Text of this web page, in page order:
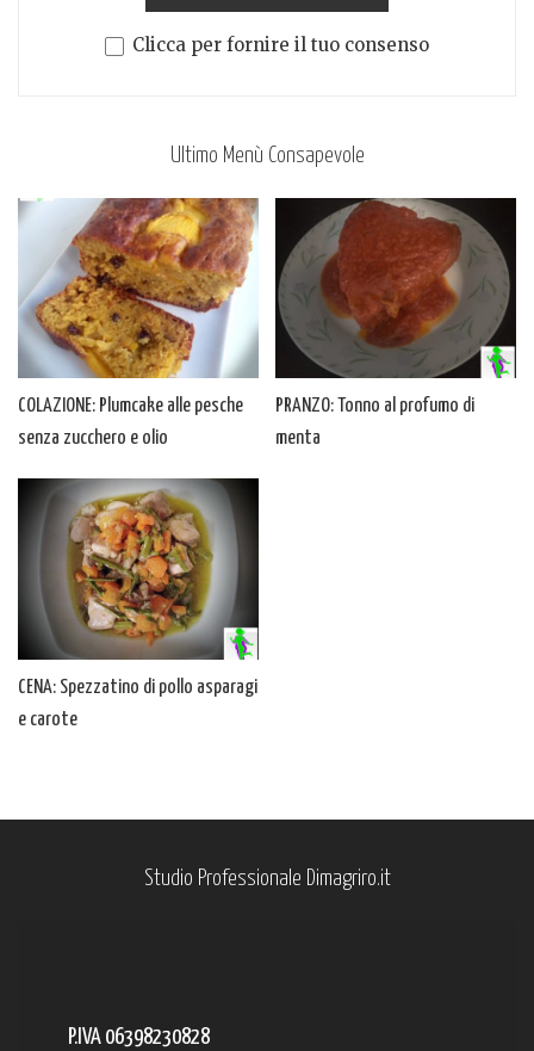
Clicca per fornire il tuo consenso
Ultimo Menù Consapevole
COLAZIONE: Plumcake alle pesche
senza zucchero e olio
PRANZO: Tonno al profumo di
menta
CENA: Spezzatino di pollo asparagi
e carote
Studio Professionale Dimagriro.it
P.IVA 06398230828